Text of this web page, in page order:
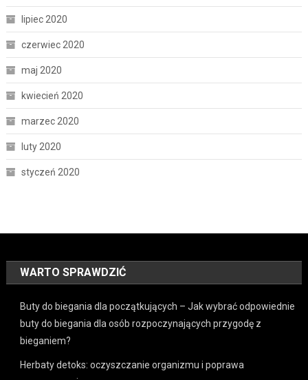
lipiec 2020
czerwiec 2020
maj 2020
kwiecień 2020
marzec 2020
luty 2020
styczeń 2020
WARTO SPRAWDZIĆ
Buty do biegania dla początkujących – Jak wybrać odpowiednie
buty do biegania dla osób rozpoczynających przygodę z
bieganiem?
Herbaty detoks: oczyszczanie organizmu i poprawa